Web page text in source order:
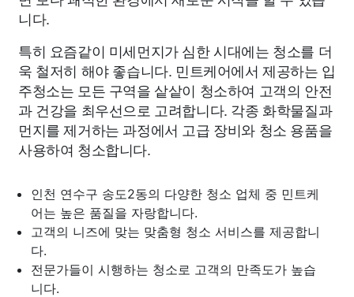
니다.
특히 요즘같이 미세먼지가 심한 시대에는 청소를 더
욱 철저히 해야 좋습니다. 민트케어에서 제공하는 입
주청소는 모든 구역을 샅샅이 청소하여 고객의 안전
과 건강을 최우선으로 고려합니다. 각종 화학물질과
먼지를 제거하는 과정에서 고급 장비와 청소 용품을
사용하여 청소합니다.
인천 연수구 송도2동의 다양한 청소 업체 중 민트케
어는 높은 품질을 자랑합니다.
고객의 니즈에 맞는 맞춤형 청소 서비스를 제공합니
다.
전문가들이 시행하는 청소로 고객의 만족도가 높습
니다.